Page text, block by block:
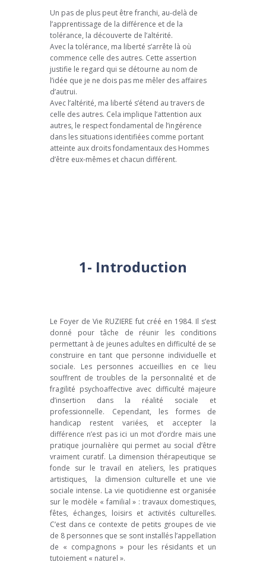
Un pas de plus peut être franchi, au-delà de
l’apprentissage de la différence et de la
tolérance, la découverte de l’altérité.
Avec la tolérance, ma liberté s’arrête là où
commence celle des autres. Cette assertion
justifie le regard qui se détourne au nom de
l’idée que je ne dois pas me mêler des affaires
d’autrui.
Avec l’altérité, ma liberté s’étend au travers de
celle des autres. Cela implique l’attention aux
autres, le respect fondamental de l’ingérence
dans les situations identifiées comme portant
atteinte aux droits fondamentaux des Hommes
d’être eux-mêmes et chacun différent.
1- Introduction
Le Foyer de Vie RUZIERE fut créé en 1984. Il s’est
donné pour tâche de réunir les conditions
permettant à de jeunes adultes en difficulté de se
construire en tant que personne individuelle et
sociale. Les personnes accueillies en ce lieu
souffrent de troubles de la personnalité et de
fragilité psychoaffective avec difficulté majeure
d’insertion dans la réalité sociale et
professionnelle. Cependant, les formes de
handicap restent variées, et accepter la
différence n’est pas ici un mot d’ordre mais une
pratique journalière qui permet au social d’être
vraiment curatif. La dimension thérapeutique se
fonde sur le travail en ateliers, les pratiques
artistiques, la dimension culturelle et une vie
sociale intense. La vie quotidienne est organisée
sur le modèle « familial » : travaux domestiques,
fêtes, échanges, loisirs et activités culturelles.
C’est dans ce contexte de petits groupes de vie
de 8 personnes que se sont installés l’appellation
de « compagnons » pour les résidants et un
tutoiement « naturel ».